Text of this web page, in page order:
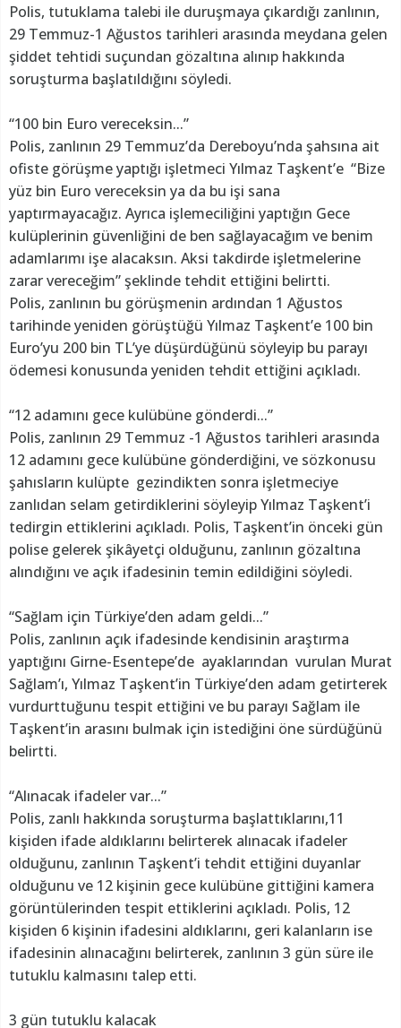
Polis, tutuklama talebi ile duruşmaya çıkardığı zanlının,
29 Temmuz-1 Ağustos tarihleri arasında meydana gelen
şiddet tehtidi suçundan gözaltına alınıp hakkında
soruşturma başlatıldığını söyledi.
“100 bin Euro vereceksin...”
Polis, zanlının 29 Temmuz’da Dereboyu’nda şahsına ait
ofiste görüşme yaptığı işletmeci Yılmaz Taşkent’e “Bize
yüz bin Euro vereceksin ya da bu işi sana
yaptırmayacağız. Ayrıca işlemeciliğini yaptığın Gece
kulüplerinin güvenliğini de ben sağlayacağım ve benim
adamlarımı işe alacaksın. Aksi takdirde işletmelerine
zarar vereceğim” şeklinde tehdit ettiğini belirtti.
Polis, zanlının bu görüşmenin ardından 1 Ağustos
tarihinde yeniden görüştüğü Yılmaz Taşkent’e 100 bin
Euro’yu 200 bin TL’ye düşürdüğünü söyleyip bu parayı
ödemesi konusunda yeniden tehdit ettiğini açıkladı.
“12 adamını gece kulübüne gönderdi...”
Polis, zanlının 29 Temmuz -1 Ağustos tarihleri arasında
12 adamını gece kulübüne gönderdiğini, ve sözkonusu
şahısların kulüpte gezindikten sonra işletmeciye
zanlıdan selam getirdiklerini söyleyip Yılmaz Taşkent’i
tedirgin ettiklerini açıkladı. Polis, Taşkent’in önceki gün
polise gelerek şikâyetçi olduğunu, zanlının gözaltına
alındığını ve açık ifadesinin temin edildiğini söyledi.
“Sağlam için Türkiye’den adam geldi...”
Polis, zanlının açık ifadesinde kendisinin araştırma
yaptığını Girne-Esentepe’de ayaklarından vurulan Murat
Sağlam’ı, Yılmaz Taşkent’in Türkiye’den adam getirterek
vurdurttuğunu tespit ettiğini ve bu parayı Sağlam ile
Taşkent’in arasını bulmak için istediğini öne sürdüğünü
belirtti.
“Alınacak ifadeler var...”
Polis, zanlı hakkında soruşturma başlattıklarını,11
kişiden ifade aldıklarını belirterek alınacak ifadeler
olduğunu, zanlının Taşkent’i tehdit ettiğini duyanlar
olduğunu ve 12 kişinin gece kulübüne gittiğini kamera
görüntülerinden tespit ettiklerini açıkladı. Polis, 12
kişiden 6 kişinin ifadesini aldıklarını, geri kalanların ise
ifadesinin alınacağını belirterek, zanlının 3 gün süre ile
tutuklu kalmasını talep etti.
3 gün tutuklu kalacak